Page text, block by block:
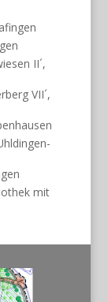
II´,
VII´,
mit